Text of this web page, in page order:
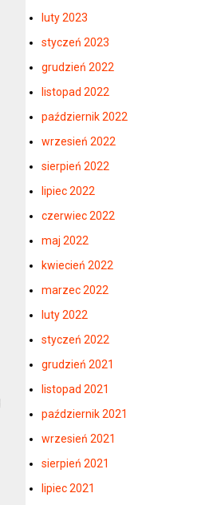
luty 2023
styczeń 2023
grudzień 2022
listopad 2022
październik 2022
wrzesień 2022
sierpień 2022
lipiec 2022
czerwiec 2022
maj 2022
kwiecień 2022
marzec 2022
luty 2022
styczeń 2022
grudzień 2021
listopad 2021
październik 2021
wrzesień 2021
sierpień 2021
lipiec 2021